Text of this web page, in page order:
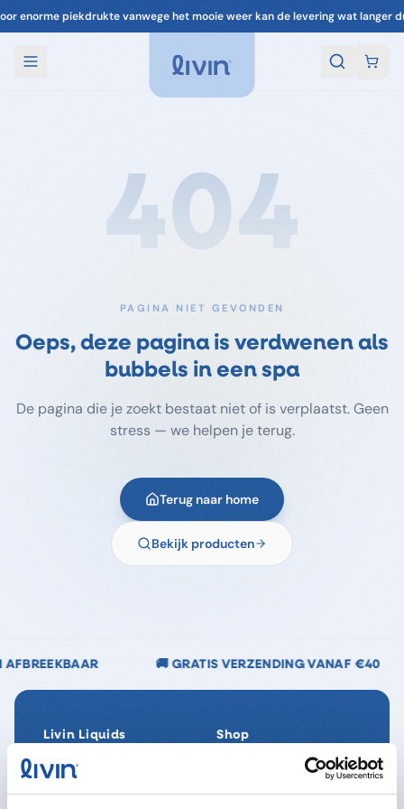
enorme piekdrukte vanwege het mooie weer kan de levering wat langer
404
PAGINA NIET GEVONDEN
Oeps, deze pagina is verdwenen als
bubbels in een spa
De pagina die je zoekt bestaat niet of is verplaatst. Geen
stress — we helpen je terug.
Terug naar home
Bekijk producten
🚚 GRATIS VERZENDING VANAF €40 🌿
Livin Liquids
Ons verhaal
Onze Impact
Shop
SpaReady